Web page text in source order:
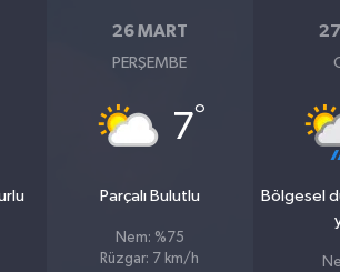
26 MART
PERŞEMBE
7°
Parçalı Bulutlu
Nem: %75
Rüzgar: 7 km/h
Bölgesel